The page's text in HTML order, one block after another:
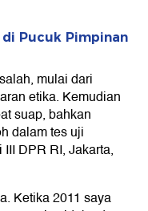
Pucuk Pimpinan
mulai dari
etika. Kemudian
suap, bahkan
dalam tes uji
DPR RI, Jakarta,
Ketika 2011 saya